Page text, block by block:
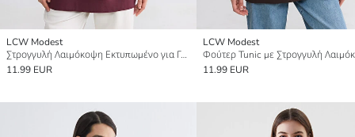
LCW Modest
Στρογγυλή Λαιμόκοψη Εκτυπωμένο για Γυναίκες Φούτερ Χιτώνας
11.99 EUR
LCW Modest
11.99 EUR